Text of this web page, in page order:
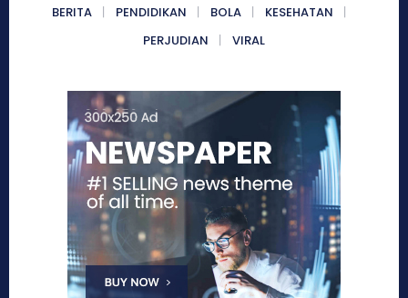
BERITA PENDIDIKAN BOLA
KESEHATAN
PERJUDIAN
VIRAL